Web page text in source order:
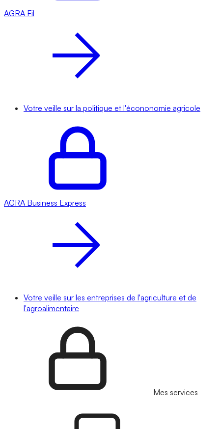
AGRA Fil
Votre veille sur la politique et l'écononomie agricole
AGRA Business Express
Votre veille sur les entreprises de l'agriculture et de
l'agroalimentaire
Mes services